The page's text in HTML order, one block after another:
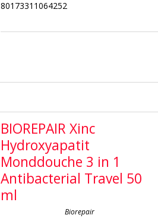
80173311064252
BIOREPAIR Xinc
Hydroxyapatit
Monddouche 3 in 1
Antibacterial Travel 50
ml
Biorepair